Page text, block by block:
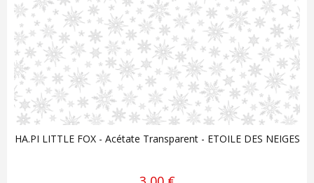
HA.PI LITTLE FOX - Acétate Transparent - ETOILE DES NEIGES